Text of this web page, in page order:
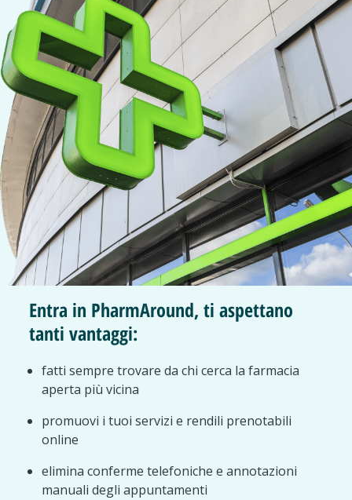
Entra in PharmAround, ti aspettano
tanti vantaggi:
fatti sempre trovare da chi cerca la farmacia
aperta più vicina
promuovi i tuoi servizi e rendili prenotabili
online
elimina conferme telefoniche e annotazioni
manuali degli appuntamenti